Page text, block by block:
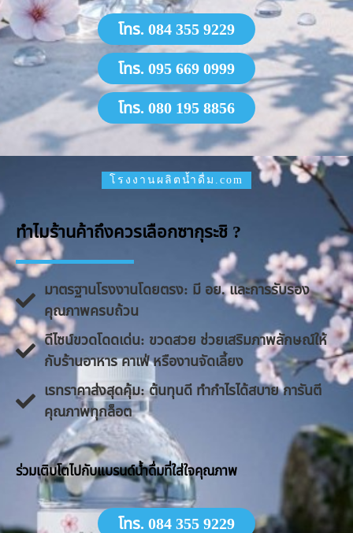
โทร. 084 355 9229
โทร. 095 669 0999
โทร. 080 195 8856
โรงงานผลิตน้ำดื่ม.com
ทำไมร้านค้าถึงควรเลือกซากุระชิ ?
มาตรฐานโรงงานโดยตรง: มี อย. และการรับรอง
คุณภาพครบถ้วน
ดีไซน์ขวดโดดเด่น: ขวดสวย ช่วยเสริมภาพลักษณ์ให้
กับร้านอาหาร คาเฟ่ หรืองานจัดเลี้ยง
​เรทราคาส่งสุดคุ้ม: ต้นทุนดี ทำกำไรได้สบาย การันตี
คุณภาพทุกล็อต
​ร่วมเติบโตไปกับแบรนด์น้ำดื่มที่ใส่ใจคุณภาพ
โทร. 084 355 9229